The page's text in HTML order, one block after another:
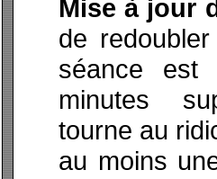
Mise à jour
de
séance est
minutes
tourne au
au moins